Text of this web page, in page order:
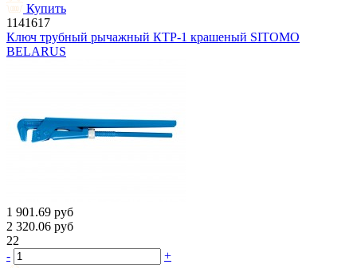
Купить
1141617
Ключ трубный рычажный КТР-1 крашеный SITOMO
BELARUS
1 901.69 руб
2 320.06 руб
22
-
+